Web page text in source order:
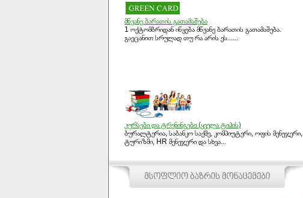
ILS
QAR
MDL
ZAR
TJS
UAH
SEK
CZK
CNY
მწვანე ბარათის გათამაშება
1 ოქტომბრიდან იწყება მწვანე ბარათის გათამაშება.
გაეცანით სრულად თუ რა არის ეს......
კურსები და ტრენინგები (ყველა ტიპის)
ბურალტერია, საბანკო საქმე, კომპიუტერი, ოფის მენეჯერი,
ტურიზმი, HR მენეჯერი და სხვა...